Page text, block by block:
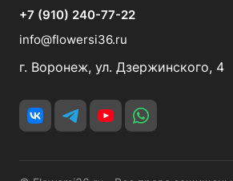
+7 (910) 240-77-22
info@flowersi36.ru
г. Воронеж, ул. Дзержинского, 4